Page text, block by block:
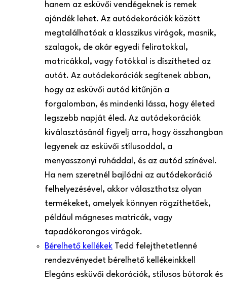
hanem az esküvői vendégeknek is remek
ajándék lehet. Az autódekorációk között
megtalálhatóak a klasszikus virágok, masnik,
szalagok, de akár egyedi feliratokkal,
matricákkal, vagy fotókkal is díszítheted az
autót. Az autódekorációk segítenek abban,
hogy az esküvői autód kitűnjön a
forgalomban, és mindenki lássa, hogy életed
legszebb napját éled. Az autódekorációk
kiválasztásánál figyelj arra, hogy összhangban
legyenek az esküvői stílusoddal, a
menyasszonyi ruháddal, és az autód színével.
Ha nem szeretnél bajlódni az autódekoráció
felhelyezésével, akkor választhatsz olyan
termékeket, amelyek könnyen rögzíthetőek,
például mágneses matricák, vagy
tapadókorongos virágok.
Bérelhető kellékek Tedd felejthetetlenné
rendezvényedet bérelhető kellékeinkkel!
Elegáns esküvői dekorációk, stílusos bútorok és